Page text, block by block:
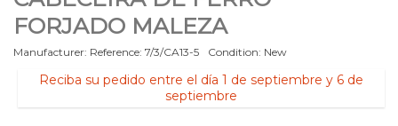
FORJADO MALEZA
Manufacturer: Reference: 7/3/CA13-5 Condition: New
Reciba su pedido entre el día 1 de septiembre y 6 de
septiembre